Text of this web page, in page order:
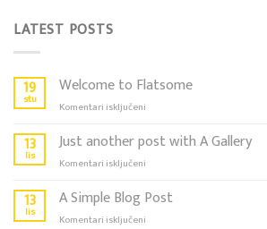
LATEST POSTS
19
stu
Welcome to Flatsome
Komentari isključeni
to
Flatsome
13
lis
Just another post with A Gallery
Komentari isključeni
another
post
13
lis
A Simple Blog Post
Komentari isključeni